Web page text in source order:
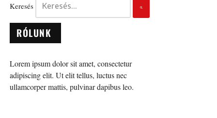
Keresés
RÓLUNK
Lorem ipsum dolor sit amet, consectetur
adipiscing elit. Ut elit tellus, luctus nec
ullamcorper mattis, pulvinar dapibus leo.